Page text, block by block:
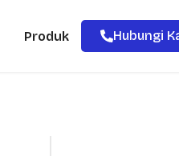
Produk Hubungi